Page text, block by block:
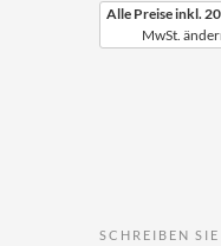
Alle Preise inkl.
MwSt.
SCHREIBEN